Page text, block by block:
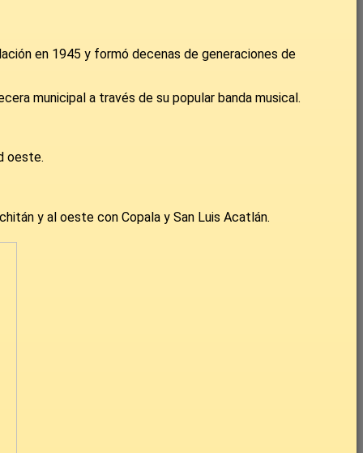
en 1945 y formó decenas de generaciones de
municipal a través de su popular banda musical.
oeste.
y al oeste con Copala y San Luis Acatlán.